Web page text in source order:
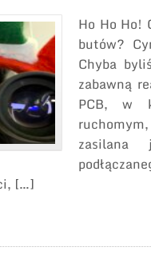
Ho Ho Ho!
butów?
Chyba
zabawną
PCB, w
zasilana
[…]